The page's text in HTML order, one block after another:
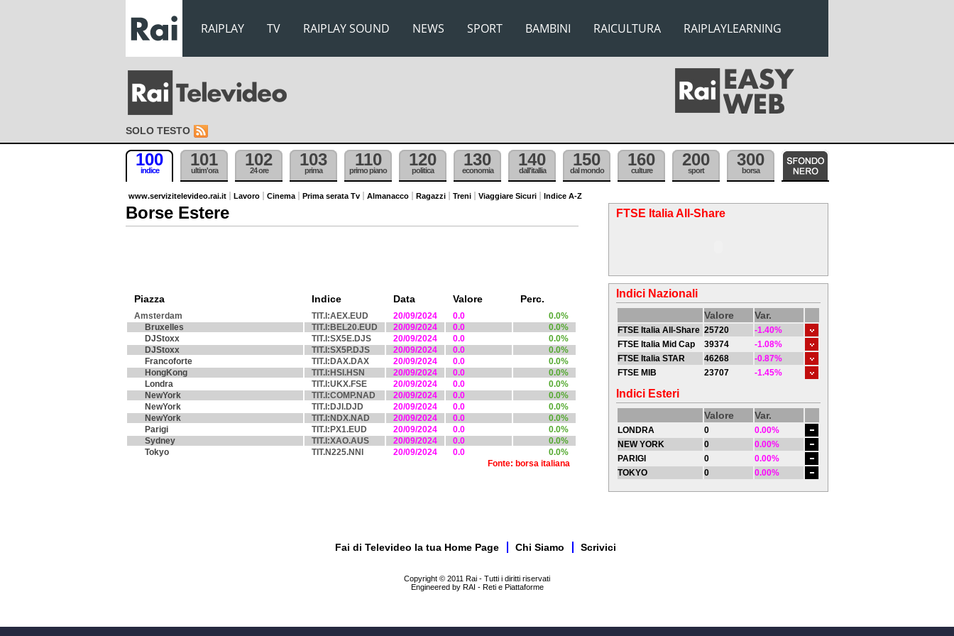
RAIPLAY TV RAIPLAY SOUND NEWS SPORT BAMBINI RAICULTURA RAIPLAYLEARNING
SOLO TESTO
100
indice
101
ultim'ora
102
24 ore
103
prima
110
primo piano
120
politica
130
economia
140
dall'itallia
150
dal mondo
160
culture
200
sport
300
borsa
www.servizitelevideo.rai.it Lavoro Cinema Prima serata Tv Almanacco Ragazzi Treni Viaggiare Sicuri Indice A-Z
Borse Estere
Piazza Indice Data Valore Perc.
Amsterdam TIT.I:AEX.EUD 20/09/2024 0.0
0.0%
Bruxelles
TIT.I:BEL20.EUD 20/09/2024 0.0
0.0%
DJStoxx
TIT.I:SX5E.DJS 20/09/2024 0.0
0.0%
DJStoxx
TIT.I:SX5P.DJS 20/09/2024 0.0
0.0%
Francoforte
TIT.I:DAX.DAX 20/09/2024 0.0
0.0%
HongKong
TIT.I:HSI.HSN 20/09/2024 0.0
0.0%
Londra
TIT.I:UKX.FSE 20/09/2024 0.0
0.0%
NewYork
TIT.I:COMP.NAD 20/09/2024 0.0
0.0%
NewYork
TIT.I:DJI.DJD 20/09/2024 0.0
0.0%
NewYork
TIT.I:NDX.NAD 20/09/2024 0.0
0.0%
Parigi
TIT.I:PX1.EUD 20/09/2024 0.0
0.0%
Sydney
TIT.I:XAO.AUS 20/09/2024 0.0
0.0%
Tokyo
TIT.N225.NNI 20/09/2024 0.0
0.0%
Fonte: borsa italiana
FTSE Italia All-Share
Indici Nazionali
Valore Var.
FTSE Italia All-Share 25720
-1.40%
FTSE Italia Mid Cap
39374
-1.08%
FTSE Italia STAR
46268
-0.87%
FTSE MIB
23707 -1.45%
Indici Esteri
Valore Var.
LONDRA 0
0.00%
NEW YORK
0
0.00%
PARIGI
0
0.00%
TOKYO
0 0.00%
Fai di Televideo la tua Home Page Chi Siamo Scrivici
Copyright © 2011 Rai - Tutti i diritti riservati
Engineered by RAI - Reti e Piattaforme